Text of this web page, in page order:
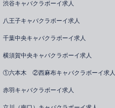
渋谷キャバクラボーイ求人
八王子キャバクラボーイ求人
千葉中央キャバクラボーイ求人
横須賀中央キャバクラボーイ求人
①六本木 ②西麻布キャバクラボーイ求人
赤羽キャバクラボーイ求人